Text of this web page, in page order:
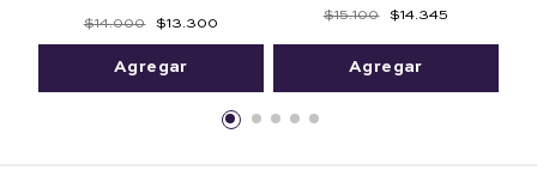
$14.000 $13.300
Agregar
$15.100 $14.345
Agregar